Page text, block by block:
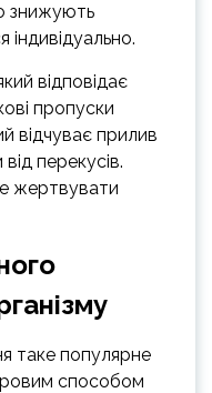
знижують
індивідуально.
відповідає
пропуски
відчуває прилив
від перекусів.
жертвувати
таке популярне
способом